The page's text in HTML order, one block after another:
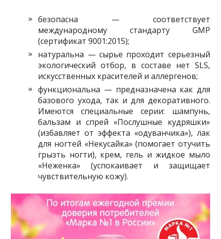
безопасна — соответствует
международному стандарту GMP
(сертификат 9001:2015);
натуральна — сырье проходит серьезный
экологический отбор, в составе нет SLS,
искусственных красителей и аллергенов;
функциональна — предназначена как для
базового ухода, так и для декоративного.
Имеются специальные серии: шампунь,
бальзам и спрей «Послушные кудряшки»
(избавляет от эффекта «одуванчика»), лак
для ногтей «Некусайка» (помогает отучить
грызть ногти), крем, гель и жидкое мыло
«Неженка» (успокаивает и защищает
чувствительную кожу).